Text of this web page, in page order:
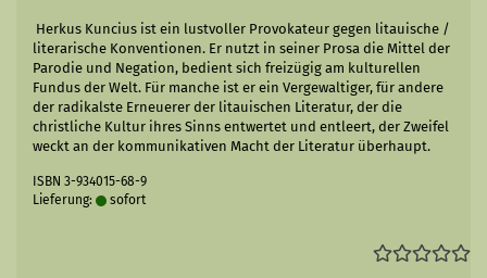
Herkus Kuncius ist ein lustvoller Provokateur gegen litauische /
literarische Konventionen. Er nutzt in seiner Prosa die Mittel der
Parodie und Negation, bedient sich freizügig am kulturellen
Fundus der Welt. Für manche ist er ein Vergewaltiger, für andere
der radikalste Erneuerer der litauischen Literatur, der die
christliche Kultur ihres Sinns entwertet und entleert, der Zweifel
weckt an der kommunikativen Macht der Literatur überhaupt.
ISBN 3-934015-68-9
Lieferung:
sofort